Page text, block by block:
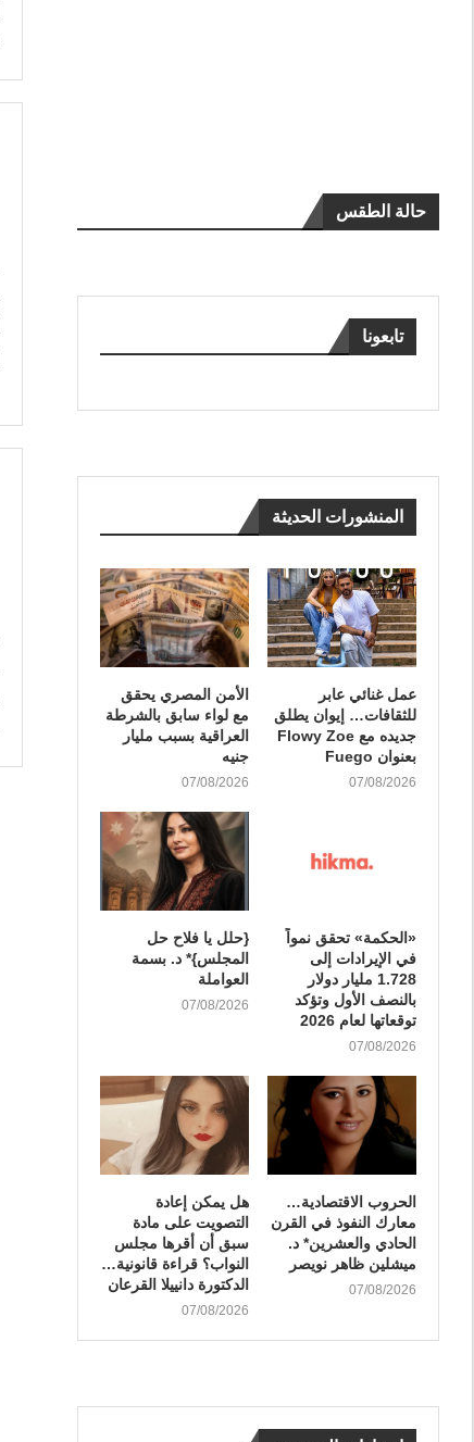
حالة الطقس
تابعونا
المنشورات الحديثة
عمل غنائي عابر
للثقافات… إيوان يطلق
جديده مع Flowy Zoe
بعنوان Fuego
07/08/2026
الأمن المصري يحقق
مع لواء سابق بالشرطة
العراقية بسبب مليار
جنيه
07/08/2026
«الحكمة» تحقق نمواً
في الإيرادات إلى
1.728 مليار دولار
بالنصف الأول وتؤكد
توقعاتها لعام 2026
07/08/2026
{حلل يا فلاح حل
المجلس}* د. بسمة
العواملة
07/08/2026
الحروب الاقتصادية…
معارك النفوذ في القرن
الحادي والعشرين* د.
ميشلين ظاهر نويصر
07/08/2026
هل يمكن إعادة
التصويت على مادة
سبق أن أقرها مجلس
النواب؟ قراءة قانونية…
الدكتورة دانييلا القرعان
07/08/2026